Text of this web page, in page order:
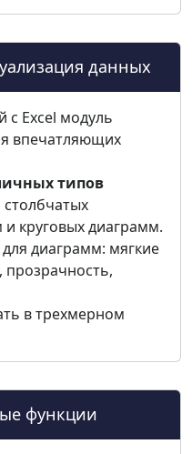
данных
Excel модуль
впечатляющих
типов
круговых диаграмм.
диаграмм: мягкие
в трехмерном
функции